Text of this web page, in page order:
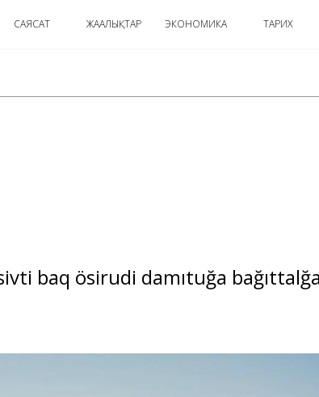
САЯСАТ ЖАҢАЛЫҚТАР ЭКОНОМИКА ТАРИХ
baq ösirudi damıtuğa